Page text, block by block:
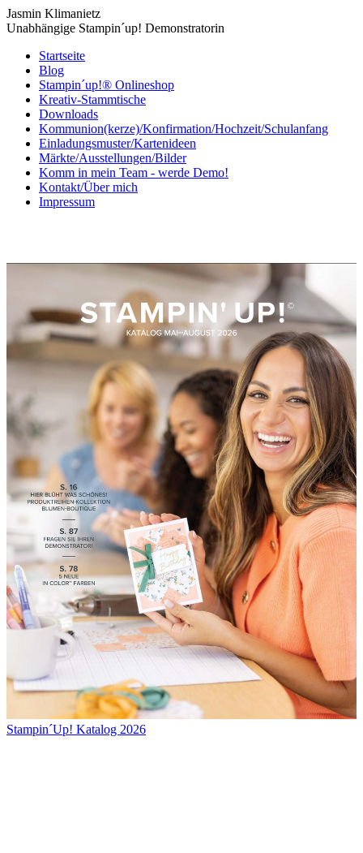
Jasmin Klimanietz
Unabhängige Stampin´up! Demonstratorin
Startseite
Blog
Stampin´up!® Onlineshop
Kreativ-Stammtische
Downloads
Kommunion(kerze)/Konfirmation/Hochzeit/Schulanfang
Einladungsmuster/Kartenideen
Märkte/Ausstellungen/Bilder
Komm in mein Team - werde Demo!
Kontakt/Über mich
Impressum
Stampin´Up! Katalog 2026